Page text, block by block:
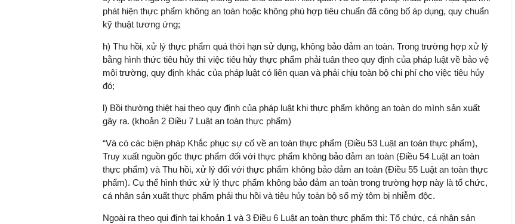
phát hiện thực phẩm không an toàn hoặc không phù hợp tiêu chuẩn đã công bố áp dụng, quy chuẩn
kỹ thuật tương ứng;
h) Thu hồi, xử lý thực phẩm quá thời hạn sử dụng, không bảo đảm an toàn. Trong trường hợp xử lý
bằng hình thức tiêu hủy thì việc tiêu hủy thực phẩm phải tuân theo quy định của pháp luật về bảo vệ
môi trường, quy định khác của pháp luật có liên quan và phải chịu toàn bộ chi phí cho việc tiêu hủy
đó;
l) Bồi thường thiệt hại theo quy định của pháp luật khi thực phẩm không an toàn do mình sản xuất
gây ra. (khoản 2 Điều 7 Luật an toàn thực phẩm)
“Và có các biện pháp Khắc phục sự cố về an toàn thực phẩm (Điều 53 Luật an toàn thực phẩm),
Truy xuất nguồn gốc thực phẩm đối với thực phẩm không bảo đảm an toàn (Điều 54 Luật an toàn
thực phẩm) và Thu hồi, xử lý đối với thực phẩm không bảo đảm an toàn (Điều 55 Luật an toàn thực
phẩm). Cụ thể hình thức xử lý thực phẩm không bảo đảm an toàn trong trường hợp này là tổ chức,
cá nhân sản xuất thực phẩm phải thu hồi và tiêu hủy toàn bộ số mỳ tôm bị nhiễm độc.
Ngoài ra theo qui định tại khoản 1 và 3 Điều 6 Luật an toàn thực phẩm thì: Tổ chức, cá nhân sản
TS. Nguyễn Đức Độ - Phó Viện trưởng
Viện Kinh tế Tài chính
"Có rất nhiều việc phải làm
ngay từ bây giờ và trên thực tế
nghệ; ban hành các cơ chế
khuyến khích đổi mới sáng tạo,
Việc sử dụng hiệu quả chính
sách tài khóa không chỉ mang ý
tăng trưởng bền vững dài hạn.